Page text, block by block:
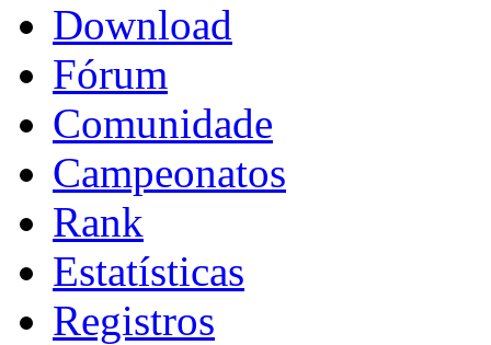
Download
Fórum
Comunidade
Campeonatos
Rank
Estatísticas
Registros